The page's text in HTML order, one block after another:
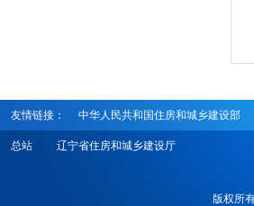
友情链接： 中华人民共和国住房和城乡建设部
总站 辽宁省住房和城乡建设厅
版权所